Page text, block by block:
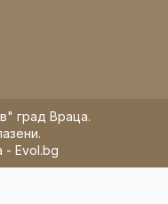
град Враца.
- Evol.bg